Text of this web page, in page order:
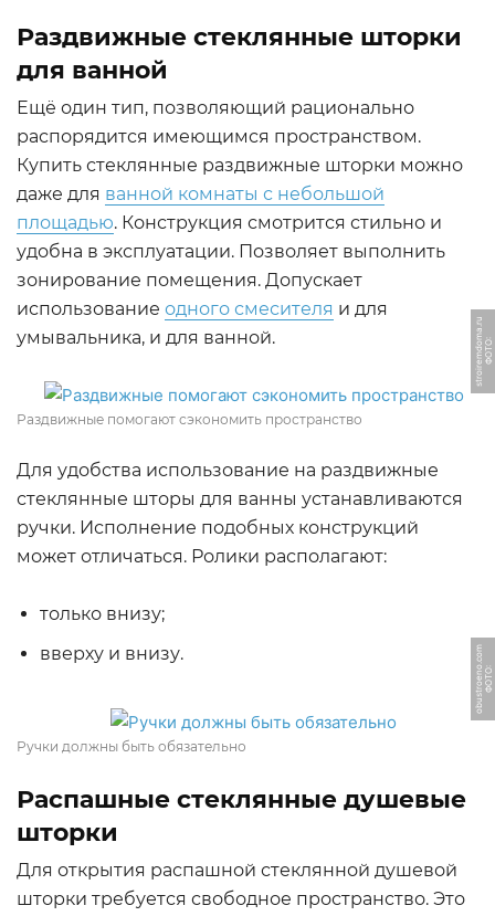
Раздвижные стеклянные шторки
для ванной
Ещё один тип, позволяющий рационально
распорядится имеющимся пространством.
Купить стеклянные раздвижные шторки можно
даже для ванной комнаты с небольшой
площадью. Конструкция смотрится стильно и
удобна в эксплуатации. Позволяет выполнить
зонирование помещения. Допускает
использование одного смесителя и для
умывальника, и для ванной.
Ф
О
Т
О:
s
t
r
oi
r
e
m
d
o
m
a.
r
u
Раздвижные помогают сэкономить пространство
Для удобства использование на раздвижные
стеклянные шторы для ванны устанавливаются
ручки. Исполнение подобных конструкций
может отличаться. Ролики располагают:
только внизу;
вверху и внизу.
Ф
О
Т
О:
o
b
u
s
t
r
o
e
n
o.
c
o
m
Ручки должны быть обязательно
Распашные стеклянные душевые
шторки
Для открытия распашной стеклянной душевой
шторки требуется свободное пространство. Это